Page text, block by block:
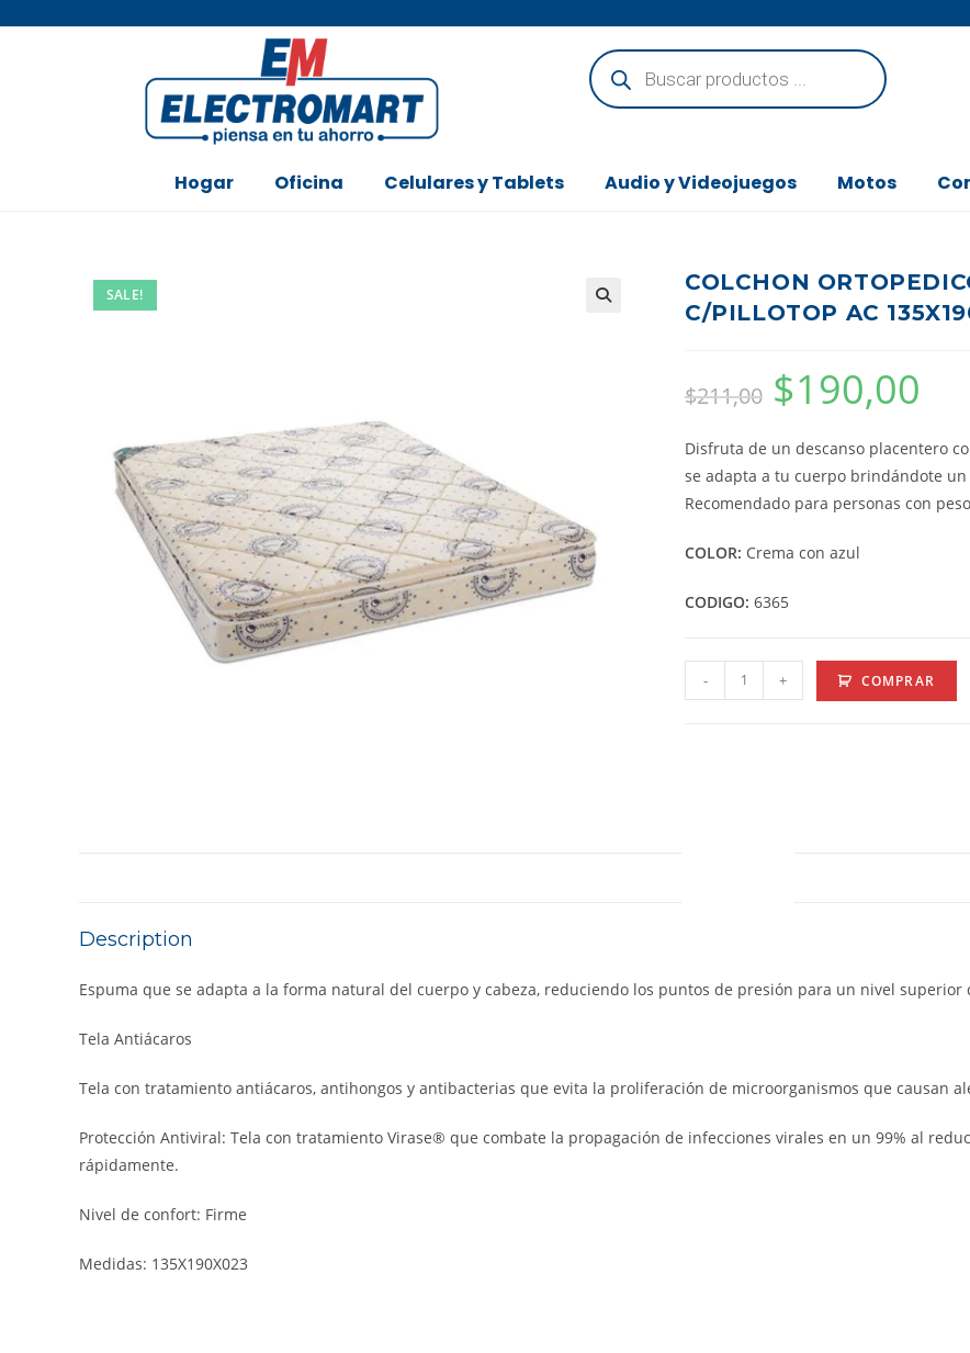
Hogar Oficina Celulares y Tablets Audio y Videojuegos Motos
SALE!
COLCHON
C/PILLOTOP AC
$211,00 $190,00
Disfruta de un descanso placentero
se adapta a tu cuerpo brindándote
Recomendado para personas con
COLOR: Crema con azul
CODIGO: 6365
- + COMPRAR
Description
Espuma que se adapta a la forma natural del cuerpo y cabeza, reduciendo los puntos de presión para un nivel superior
Tela Antiácaros
Tela con tratamiento antiácaros, antihongos y antibacterias que evita la proliferación de microorganismos que causan
Protección Antiviral: Tela con tratamiento Virase® que combate la propagación de infecciones virales en un 99% al
rápidamente.
Nivel de confort: Firme
Medidas: 135X190X023